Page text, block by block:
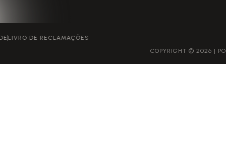
POLÍTICA DE PRIVACIDADE
COPYRIGHT © 2026 | POWERED BY GROWME